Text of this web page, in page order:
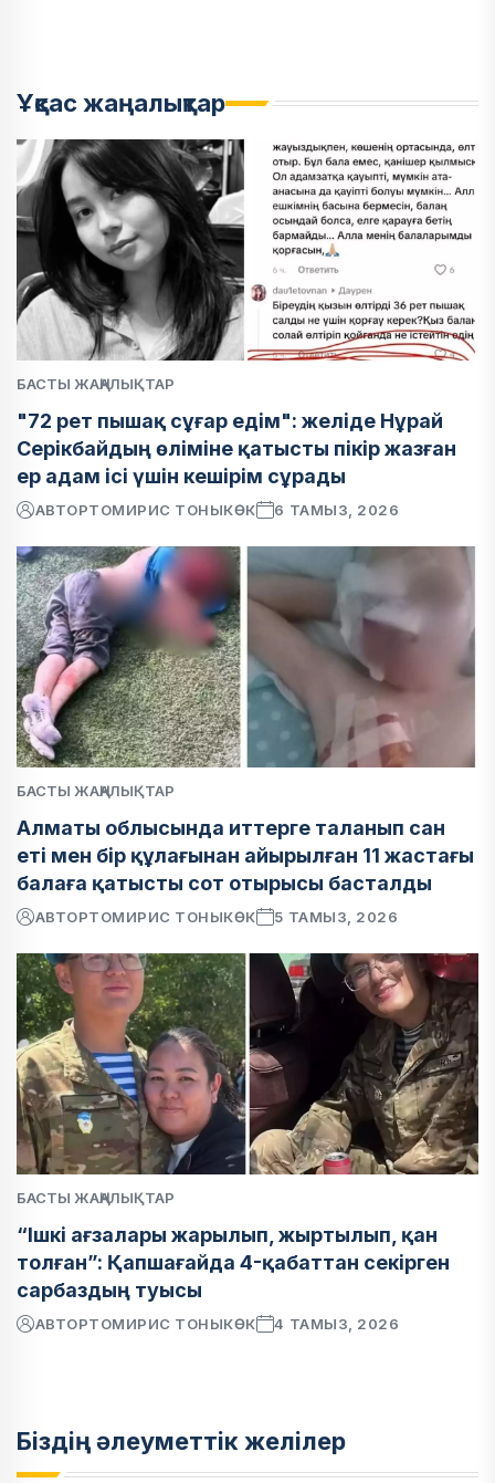
Ұқсас жаңалықтар
БАСТЫ ЖАҢАЛЫҚТАР
"72 рет пышақ сұғар едім": желіде Нұрай
Серікбайдың өліміне қатысты пікір жазған
ер адам ісі үшін кешірім сұрады
АВТОРТОМИРИС ТОНЫКӨК 6 ТАМЫЗ, 2026
БАСТЫ ЖАҢАЛЫҚТАР
Алматы облысында иттерге таланып сан
еті мен бір құлағынан айырылған 11 жастағы
балаға қатысты сот отырысы басталды
АВТОРТОМИРИС ТОНЫКӨК 5 ТАМЫЗ, 2026
БАСТЫ ЖАҢАЛЫҚТАР
“Ішкі ағзалары жарылып, жыртылып, қан
толған”: Қапшағайда 4-қабаттан секірген
сарбаздың туысы
АВТОРТОМИРИС ТОНЫКӨК 4 ТАМЫЗ, 2026
Біздің әлеуметтік желілер